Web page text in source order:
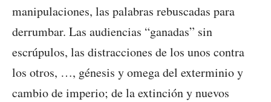
manipulaciones, las palabras rebuscadas para
derrumbar. Las audiencias “ganadas” sin
escrúpulos, las distracciones de los unos contra
los otros, …, génesis y omega del exterminio y
cambio de imperio; de la extinción y nuevos